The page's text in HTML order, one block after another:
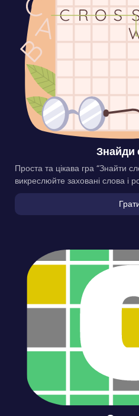
Знайди
Проста та цікава гра “Знайти
викреслюйте заховані слова і